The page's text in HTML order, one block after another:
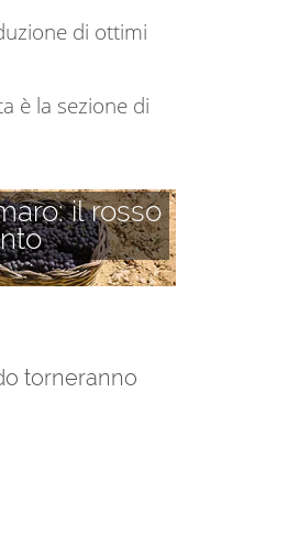
di ottimi
è la sezione di
il rosso
torneranno